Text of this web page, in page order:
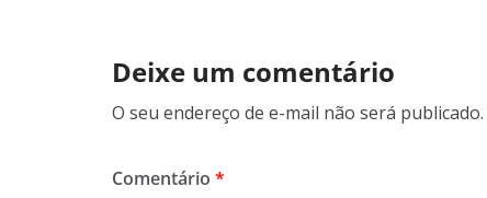
Deixe um comentário
O seu endereço de e-mail não será publicado.
Comentário *